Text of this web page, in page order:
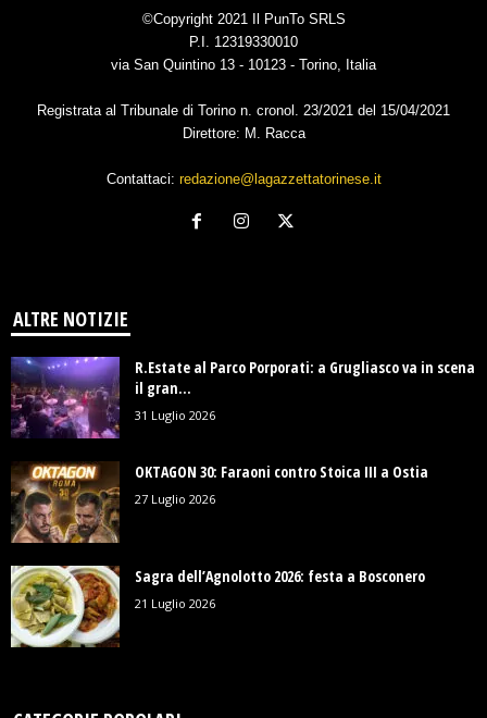
©Copyright 2021 Il PunTo SRLS
P.I. 12319330010
via San Quintino 13 - 10123 - Torino, Italia
Registrata al Tribunale di Torino n. cronol. 23/2021 del 15/04/2021
Direttore: M. Racca
Contattaci: redazione@lagazzettatorinese.it
ALTRE NOTIZIE
R.Estate al Parco Porporati: a Grugliasco va in scena
il gran...
31 Luglio 2026
OKTAGON 30: Faraoni contro Stoica III a Ostia
27 Luglio 2026
Sagra dell’Agnolotto 2026: festa a Bosconero
21 Luglio 2026